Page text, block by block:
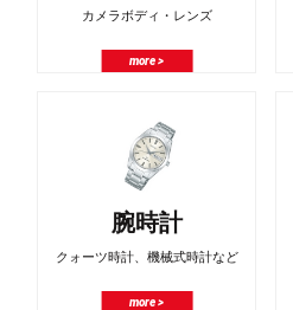
カメラボディ・レンズ
more >
腕時計
クォーツ時計、機械式時計など
more >